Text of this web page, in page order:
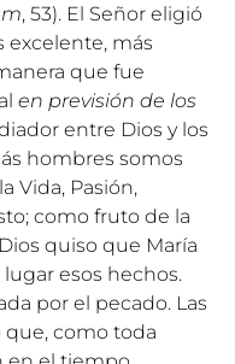
, 53). El Señor eligió
excelente, más
que fue
en previsión de los
entre Dios y los
hombres somos
Vida, Pasión,
como fruto de la
quiso que María
esos hechos.
por el pecado. Las
que, como toda